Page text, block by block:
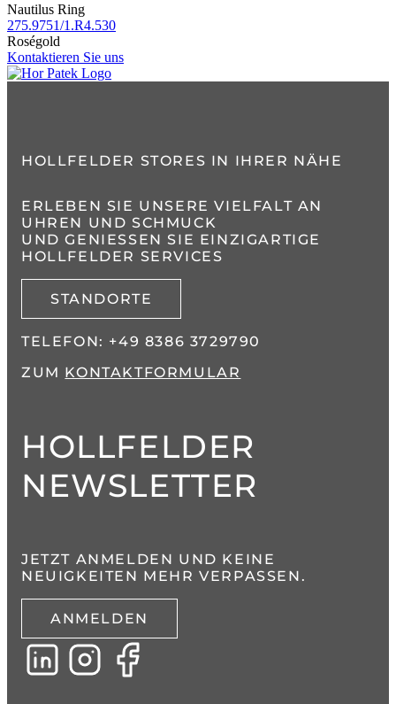
Nautilus Ring
275.9751​/1.R4.530
Roségold
Kontaktieren Sie uns
HOLLFELDER STORES IN IHRER NÄHE
ERLEBEN SIE UNSERE VIELFALT AN
UHREN UND SCHMUCK
UND GENIESSEN SIE EINZIGARTIGE H
OLLFELDER SERVICES
STANDORTE
TELEFON: +49 8386 3729790
ZUM KONTAKTFORMULAR
HOLLFELDER
NEWSLETTER
JETZT ANMELDEN UND KEINE
NEUIGKEITEN MEHR VERPASSEN.
ANMELDEN